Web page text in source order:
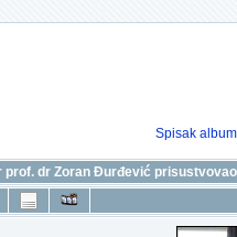
Spisak
prof. dr Zoran Đurđević